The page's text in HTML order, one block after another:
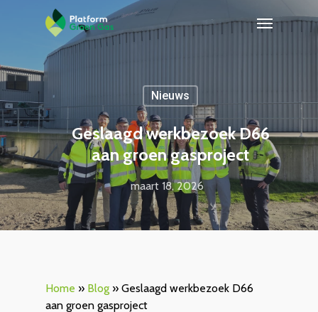
Nieuws
Geslaagd werkbezoek D66
aan groen gasproject
maart 18, 2026
Home » Blog » Geslaagd werkbezoek D66
aan groen gasproject